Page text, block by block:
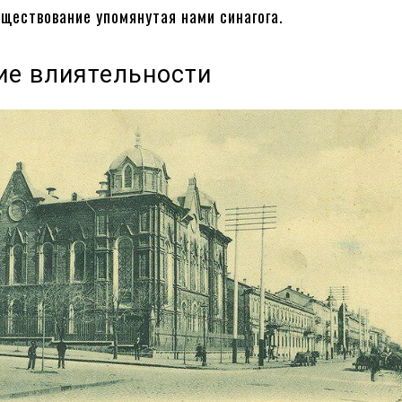
упомянутая нами синагога.
влиятельности